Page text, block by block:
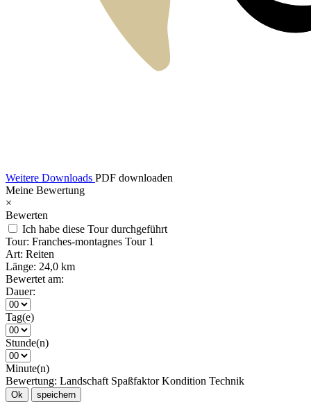
Weitere Downloads PDF downloaden
Meine Bewertung
×
Bewerten
Ich habe diese Tour durchgeführt
Tour: Franches-montagnes Tour 1
Art: Reiten
Länge: 24,0 km
Bewertet am:
Dauer:
Tag(e)
Stunde(n)
Minute(n)
Bewertung: Landschaft Spaßfaktor Kondition Technik
Ok speichern